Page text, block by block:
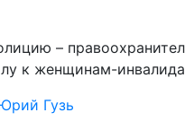
–
к женщинам-
Гузь